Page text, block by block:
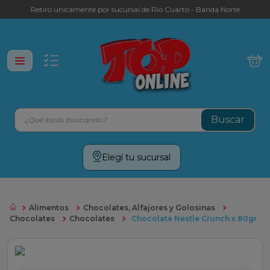
Retiro unicamente por sucursal de Rio Cuarto - Banda Norte
¿Qué estás buscando?
Elegí tu sucursal
Alimentos
Chocolates, Alfajores y Golosinas
Chocolates
Chocolates Chocolate Nestle Crunch x 80gr
Términos más buscados
cafe